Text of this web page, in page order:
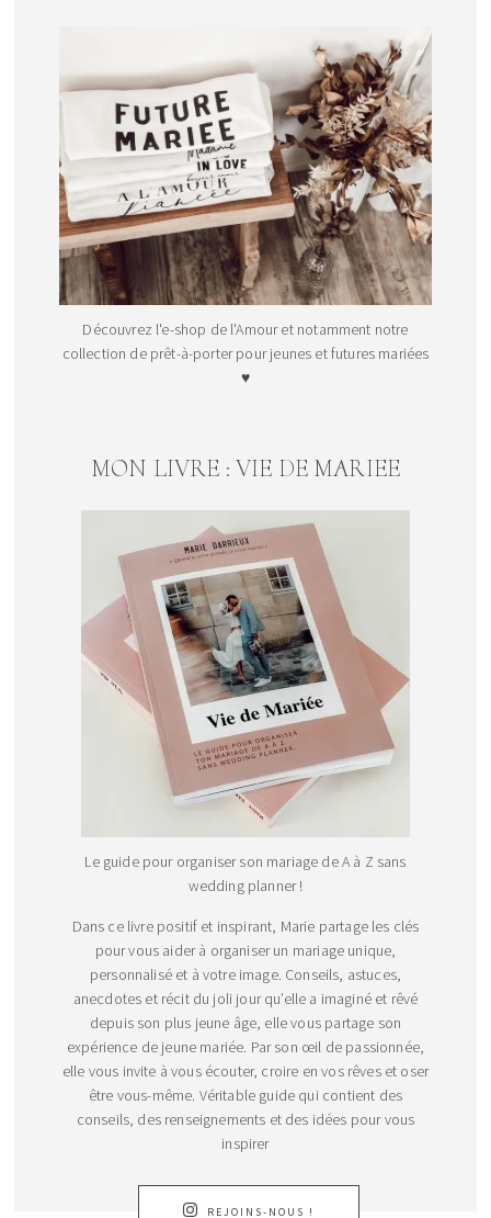
Découvrez l'e-shop de l'Amour et notamment notre
collection de prêt-à-porter pour jeunes et futures mariées
♥
MON LIVRE : VIE DE MARIEE
Le guide pour organiser son mariage de A à Z sans
wedding planner !
Dans ce livre positif et inspirant, Marie partage les clés
pour vous aider à organiser un mariage unique,
personnalisé et à votre image. Conseils, astuces,
anecdotes et récit du joli jour qu’elle a imaginé et rêvé
depuis son plus jeune âge, elle vous partage son
expérience de jeune mariée. Par son œil de passionnée,
elle vous invite à vous écouter, croire en vos rêves et oser
être vous-même. Véritable guide qui contient des
conseils, des renseignements et des idées pour vous
inspirer
REJOINS-NOUS !